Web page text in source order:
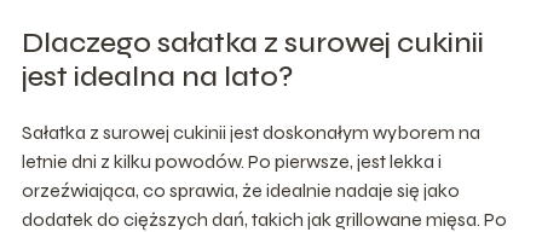
Dlaczego sałatka z surowej cukinii
jest idealna na lato?
Sałatka z surowej cukinii jest doskonałym wyborem na
letnie dni z kilku powodów. Po pierwsze, jest lekka i
orzeźwiająca, co sprawia, że idealnie nadaje się jako
dodatek do cięższych dań, takich jak grillowane mięsa. Po